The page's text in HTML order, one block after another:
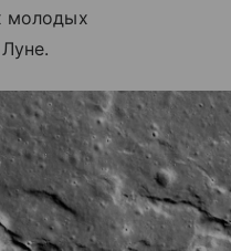
молодых